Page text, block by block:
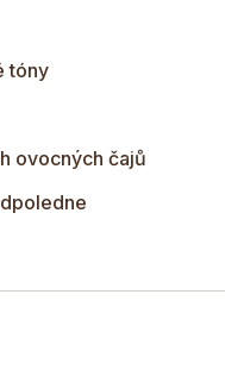
která dokáže
tóny
ovocných čajů